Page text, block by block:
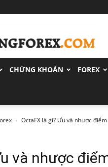
CHỨNG KHOÁN FOREX
OctaFX là gì? Ưu và nhược
và nhược